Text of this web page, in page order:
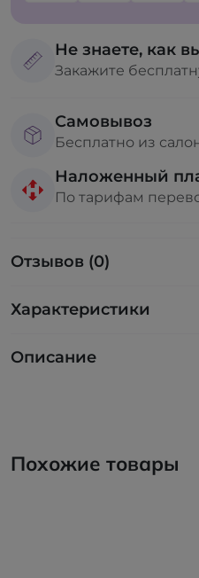
Не знаете, как
Закажите
Самовывоз
Бесплатно из
Наложенный
По тарифам
Отзывов (0)
Характеристики
Описание
Похожие товары